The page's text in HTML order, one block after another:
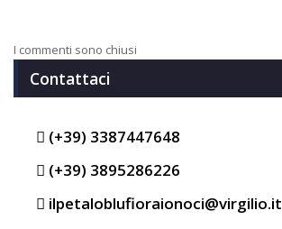
I commenti sono chiusi
Contattaci
(+39) 3387447648
(+39) 3895286226
ilpetaloblufioraionoci@virgilio.it